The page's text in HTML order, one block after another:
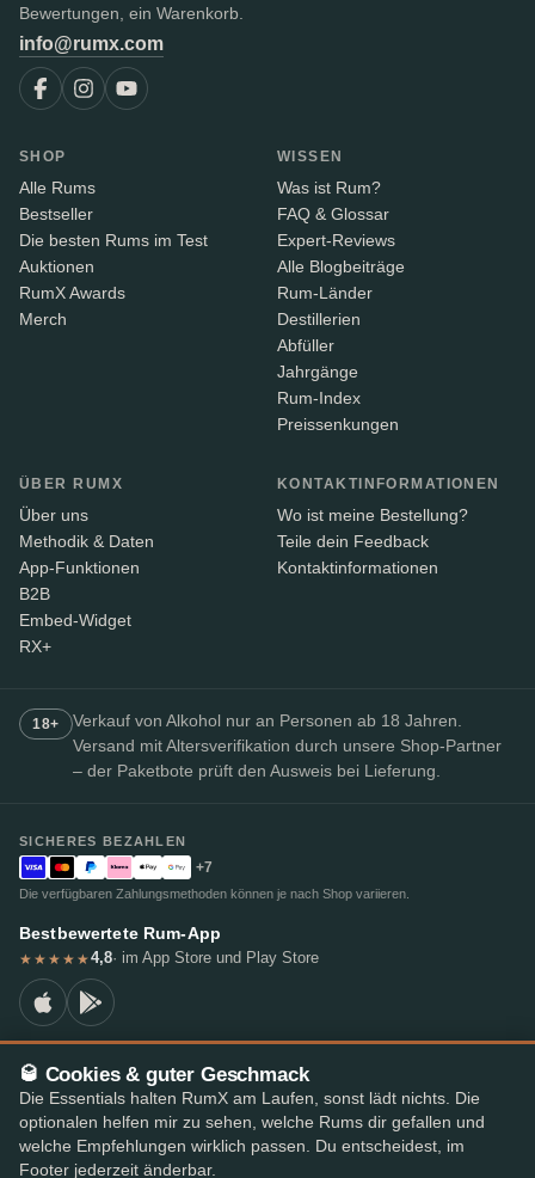
Bewertungen, ein Warenkorb.
info@rumx.com
SHOP
Alle Rums
Bestseller
Die besten Rums im Test
Auktionen
RumX Awards
Merch
WISSEN
Was ist Rum?
FAQ & Glossar
Expert-Reviews
Alle Blogbeiträge
Rum-Länder
Destillerien
Abfüller
Jahrgänge
Rum-Index
Preissenkungen
ÜBER RUMX
Über uns
Methodik & Daten
App-Funktionen
B2B
Embed-Widget
RX+
KONTAKTINFORMATIONEN
Wo ist meine Bestellung?
Teile dein Feedback
Kontaktinformationen
18+
Verkauf von Alkohol nur an Personen ab 18 Jahren.
Versand mit Altersverifikation durch unsere Shop-Partner
– der Paketbote prüft den Ausweis bei Lieferung.
SICHERES BEZAHLEN
+7
Die verfügbaren Zahlungsmethoden können je nach Shop variieren.
Bestbewertete Rum-App
★★★★★4,8· im App Store und Play Store
© 2026 RumX
RumX® ist eine eingetragene Unionsmarke (EUTM Nr. 018407164).
Impressum Datenschutzrichtlinie Cookie-EinstellungenAGB
🥃 Cookies & guter Geschmack
Die Essentials halten RumX am Laufen, sonst lädt nichts. Die
optionalen helfen mir zu sehen, welche Rums dir gefallen und
welche Empfehlungen wirklich passen. Du entscheidest, im
Footer jederzeit änderbar.